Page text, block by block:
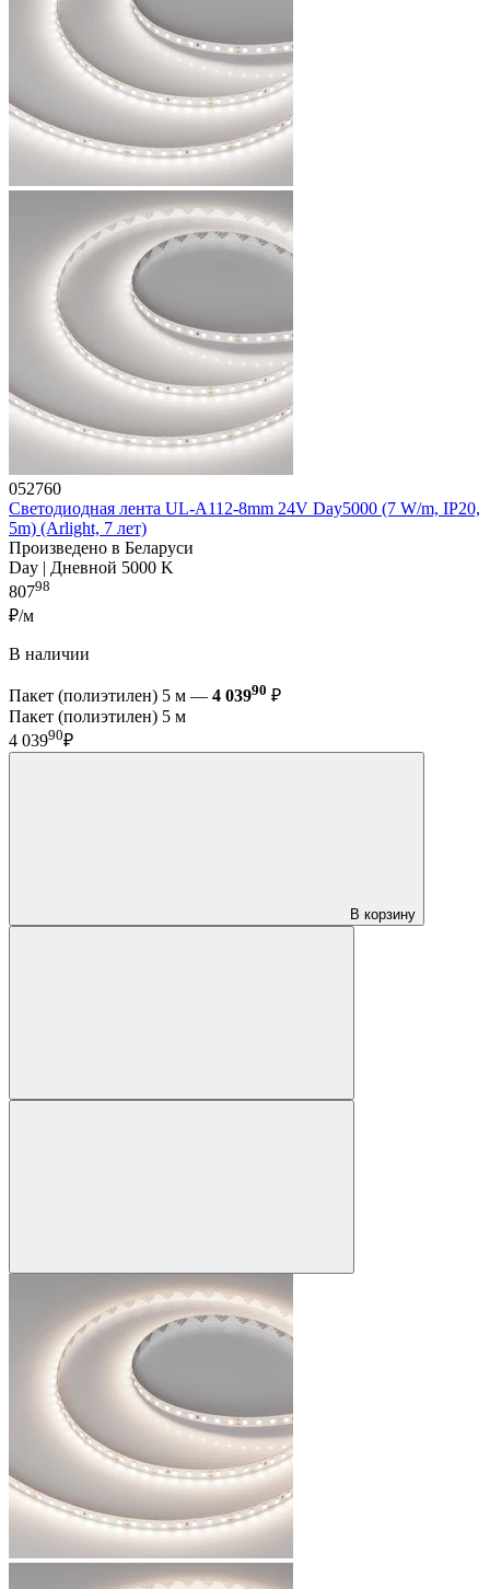
052760
Светодиодная лента UL-A112-8mm 24V Day5000 (7 W/m, IP20,
5m) (Arlight, 7 лет)
Произведено в Беларуси
Day | Дневной 5000 K
80798
₽/м
В наличии
Пакет (полиэтилен) 5 м — 4 03990 ₽
Пакет (полиэтилен) 5 м
4 03990₽
В корзину